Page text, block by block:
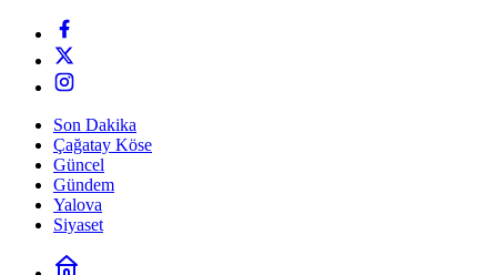
Son Dakika
Çağatay Köse
Güncel
Gündem
Yalova
Siyaset